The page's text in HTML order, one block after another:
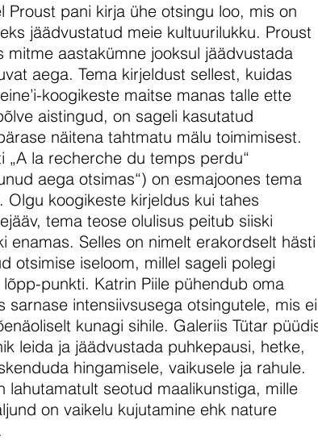
Proust pani kirja ühe otsingu loo, mis on
jäädvustatud meie kultuurilukku. Proust
mitme aastakümne jooksul jäädvustada
aega. Tema kirjeldust sellest, kuidas
koogikeste maitse manas talle ette
aistingud, on sageli kasutatud
näitena tahtmatu mälu toimimisest.
„A la recherche du temps perdu“
aega otsimas“) on esmajoones tema
Olgu koogikeste kirjeldus kui tahes
tema teose olulisus peitub siiski
enamas. Selles on nimelt erakordselt hästi
otsimise iseloom, millel sageli polegi
punkti. Katrin Piile pühendub oma
sarnase intensiivsusega otsingutele, mis ei
kunagi sihile. Galeriis Tütar
leida ja jäädvustada puhkepausi, hetke,
hingamisele, vaikusele ja rahule.
lahutamatult seotud maalikunstiga, mille
on vaikelu kujutamine ehk nature